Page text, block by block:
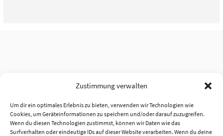
Zustimmung verwalten
Um dir ein optimales Erlebnis zu bieten, verwenden wir Technologien wie
Cookies, um Geräteinformationen zu speichern und/oder darauf zuzugreifen.
Wenn du diesen Technologien zustimmst, können wir Daten wie das
Surfverhalten oder eindeutige IDs auf dieser Website verarbeiten. Wenn du deine